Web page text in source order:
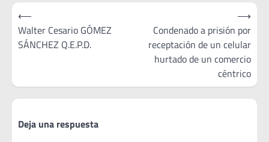
Navegación
de
entradas
⟵
Walter Cesario GÓMEZ
SÁNCHEZ Q.E.P.D.
Condenado a prisión por
receptación de un celular
hurtado de un comercio
céntrico
⟶
Deja una respuesta